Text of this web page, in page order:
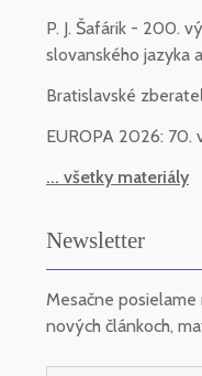
P. J. Šafárik - 200.
slovanského jazyka
Bratislavské
EUROPA 2026: 70.
... všetky materiály
Newsletter
Mesačne
nových článkoch,